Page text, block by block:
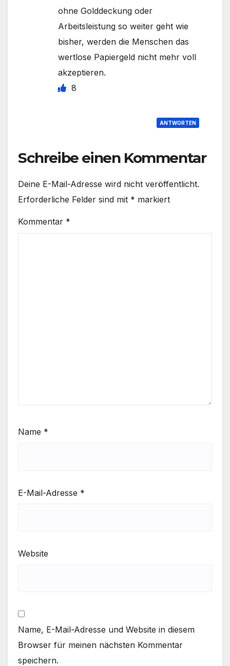
ohne Golddeckung oder
Arbeitsleistung so weiter geht wie
bisher, werden die Menschen das
wertlose Papiergeld nicht mehr voll
akzeptieren.
8
ANTWORTEN
Schreibe einen Kommentar
Deine E-Mail-Adresse wird nicht veröffentlicht.
Erforderliche Felder sind mit * markiert
Kommentar *
Name *
E-Mail-Adresse *
Website
Name, E-Mail-Adresse und Website in diesem
Browser für meinen nächsten Kommentar
speichern.